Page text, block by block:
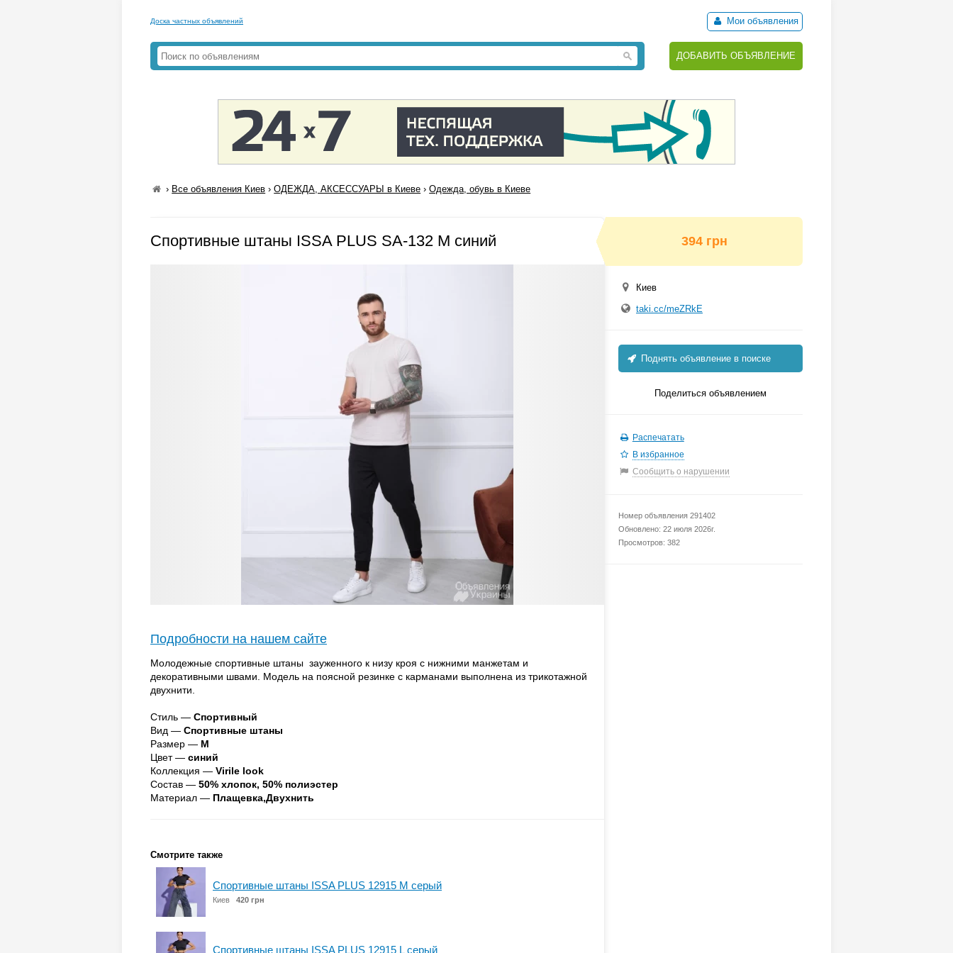
Доска частных объявлений Мои объявления
ДОБАВИТЬ ОБЪЯВЛЕНИЕ
› Все объявления Киев ›ОДЕЖДА, АКСЕССУАРЫ в Киеве ›Одежда, обувь в Киеве
Спортивные штаны ISSA PLUS SA-132 M синий
Подробности на нашем сайте
Молодежные спортивные штаны зауженного к низу кроя с нижними манжетам и
декоративными швами. Модель на поясной резинке с карманами выполнена из трикотажной
двухнити.
Стиль — Спортивный
Вид — Спортивные штаны
Размер — M
Цвет — синий
Коллекция — Virile look
Состав — 50% хлопок, 50% полиэстер
Материал — Плащевка,Двухнить
Смотрите также
Спортивные штаны ISSA PLUS 12915 M серый
Киев 420 грн
Спортивные штаны ISSA PLUS 12915 L серый
394 грн
Киев
taki.cc/meZRkE
Поднять объявление в поиске
Поделиться объявлением
Распечатать
В избранное
Сообщить о нарушении
Номер объявления 291402
Обновлено: 22 июля 2026г.
Просмотров: 382